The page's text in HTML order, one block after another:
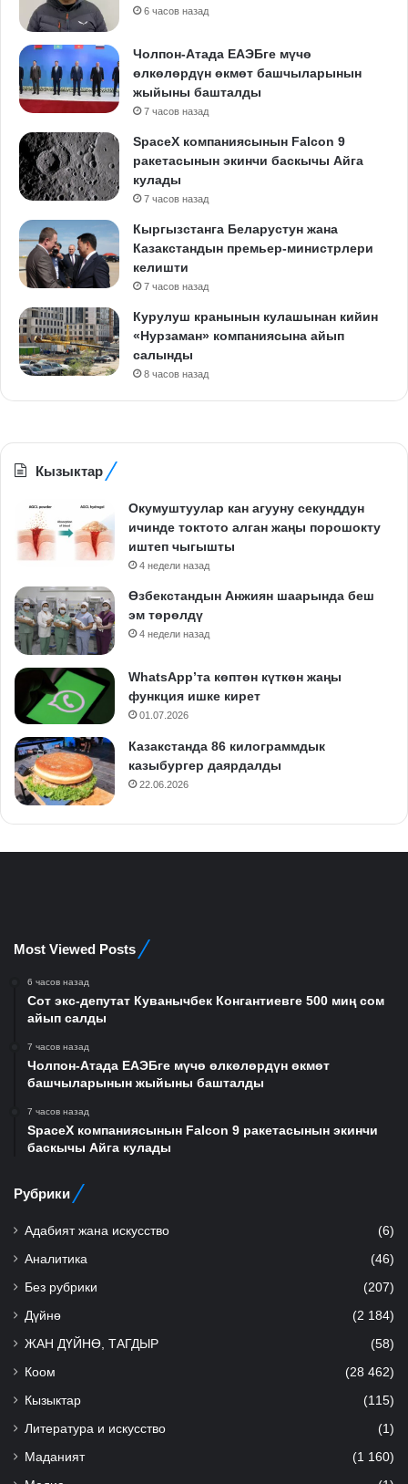
6 часов назад
Чолпон-Атада ЕАЭБге мүчө
өлкөлөрдүн өкмөт башчыларынын
жыйыны башталды
7 часов назад
SpaceX компаниясынын Falcon 9
ракетасынын экинчи баскычы Айга
кулады
7 часов назад
Кыргызстанга Беларустун жана
Казакстандын премьер-министрлери
келишти
7 часов назад
Курулуш кранынын кулашынан кийин
«Нурзаман» компаниясына айып
салынды
8 часов назад
Кызыктар
Окумуштуулар кан агууну секунддун
ичинде токтото алган жаңы порошокту
иштеп чыгышты
4 недели назад
Өзбекстандын Анжиян шаарында беш
эм төрөлдү
4 недели назад
WhatsApp’та көптөн күткөн жаңы
функция ишке кирет
01.07.2026
Казакстанда 86 килограммдык
казыбургер даярдалды
22.06.2026
Most Viewed Posts
6 часов назад
Сот экс-депутат Куванычбек Конгантиевге 500 миң сом
айып салды
7 часов назад
Чолпон-Атада ЕАЭБге мүчө өлкөлөрдүн өкмөт
башчыларынын жыйыны башталды
7 часов назад
SpaceX компаниясынын Falcon 9 ракетасынын экинчи
баскычы Айга кулады
Рубрики
Адабият жана искусство (6)
Аналитика (46)
Без рубрики (207)
Дүйнө (2 184)
ЖАН ДҮЙНӨ, ТАГДЫР (58)
Коом (28 462)
Кызыктар (115)
Литература и искусство (1)
Маданият (1 160)